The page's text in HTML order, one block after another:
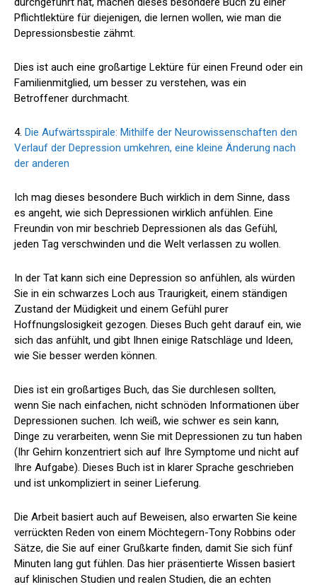
Pflichtlektüre für diejenigen, die lernen wollen, wie man die
Depressionsbestie zähmt.
Dies ist auch eine großartige Lektüre für einen Freund oder ein
Familienmitglied, um besser zu verstehen, was ein
Betroffener durchmacht.
4. Die Aufwärtsspirale: Mithilfe der Neurowissenschaften den
Verlauf der Depression umkehren, eine kleine Änderung nach
der anderen
Ich mag dieses besondere Buch wirklich in dem Sinne, dass
es angeht, wie sich Depressionen wirklich anfühlen. Eine
Freundin von mir beschrieb Depressionen als das Gefühl,
jeden Tag verschwinden und die Welt verlassen zu wollen.
In der Tat kann sich eine Depression so anfühlen, als würden
Sie in ein schwarzes Loch aus Traurigkeit, einem ständigen
Zustand der Müdigkeit und einem Gefühl purer
Hoffnungslosigkeit gezogen. Dieses Buch geht darauf ein, wie
sich das anfühlt, und gibt Ihnen einige Ratschläge und Ideen,
wie Sie besser werden können.
Dies ist ein großartiges Buch, das Sie durchlesen sollten,
wenn Sie nach einfachen, nicht schnöden Informationen über
Depressionen suchen. Ich weiß, wie schwer es sein kann,
Dinge zu verarbeiten, wenn Sie mit Depressionen zu tun haben
(Ihr Gehirn konzentriert sich auf Ihre Symptome und nicht auf
Ihre Aufgabe). Dieses Buch ist in klarer Sprache geschrieben
und ist unkompliziert in seiner Lieferung.
Die Arbeit basiert auch auf Beweisen, also erwarten Sie keine
verrückten Reden von einem Möchtegern-Tony Robbins oder
Sätze, die Sie auf einer Grußkarte finden, damit Sie sich fünf
Minuten lang gut fühlen. Das hier präsentierte Wissen basiert
auf klinischen Studien und realen Studien, die an echten